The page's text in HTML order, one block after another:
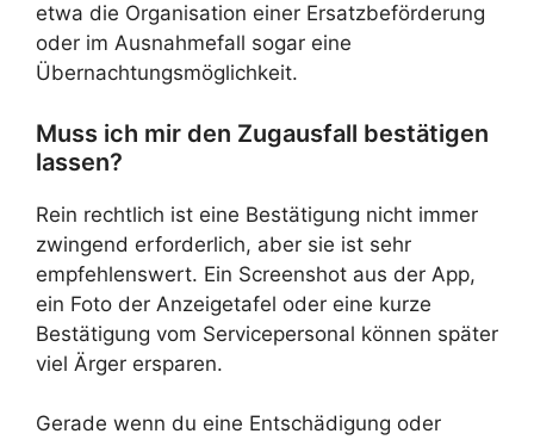
etwa die Organisation einer Ersatzbeförderung
oder im Ausnahmefall sogar eine
Übernachtungsmöglichkeit.
Muss ich mir den Zugausfall bestätigen
lassen?
Rein rechtlich ist eine Bestätigung nicht immer
zwingend erforderlich, aber sie ist sehr
empfehlenswert. Ein Screenshot aus der App,
ein Foto der Anzeigetafel oder eine kurze
Bestätigung vom Servicepersonal können später
viel Ärger ersparen.
Gerade wenn du eine Entschädigung oder